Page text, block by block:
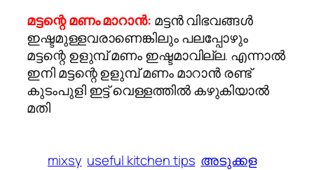
മട്ടന്റെ മണം മാറാന്‍: മട്ടന്‍ വിഭവങ്ങള്‍
ഇഷ്ടമുള്ളവരാണെങ്കിലും പലപ്പോഴും
മട്ടന്റെ ഉളുമ്പ് മണം ഇഷ്ടമാവില്ല. എന്നാല്‍
ഇനി മട്ടന്റെ ഉളുമ്പ് മണം മാറാന്‍ രണ്ട്
കുടംപുളി ഇട്ട് വെള്ളത്തില്‍ കഴുകിയാല്‍
മതി
mixsy useful kitchen tips അടുക്കള